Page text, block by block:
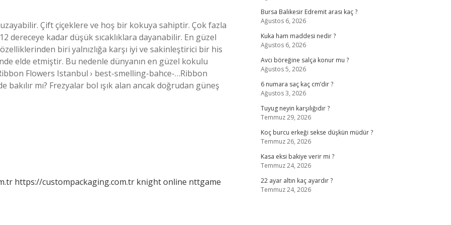
Çift çiçeklere ve hoş bir kokuya sahiptir. Çok fazla
dereceye kadar düşük sıcaklıklara dayanabilir. En güzel
biri yalnızlığa karşı iyi ve sakinleştirici bir his
elde etmiştir. Bu nedenle dünyanın en güzel kokulu
Flowers Istanbul › best-smelling-bahce-…Ribbon
mı? Frezyalar bol ışık alan ancak doğrudan güneş
https://custompackaging.com.tr knight online nttgame
Bursa Balıkesir Edremit arası kaç ?
Ağustos 6, 2026
Kuka ham maddesi nedir ?
Ağustos 6, 2026
Avcı böreğine salça konur mu ?
Ağustos 5, 2026
6 numara saç kaç cm’dir ?
Ağustos 3, 2026
Tuyug neyin karşılığıdır ?
Temmuz 29, 2026
Koç burcu erkeği sekse düşkün müdür ?
Temmuz 26, 2026
Kasa eksi bakiye verir mi ?
Temmuz 24, 2026
22 ayar altın kaç ayardır ?
Temmuz 24, 2026